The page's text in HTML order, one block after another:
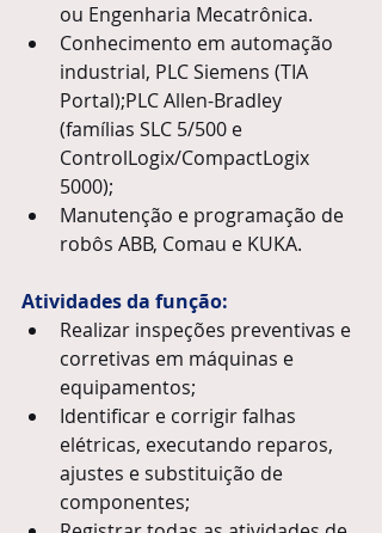
ou Engenharia Mecatrônica.
Conhecimento em automação
industrial, PLC Siemens (TIA
Portal);PLC Allen-Bradley
(famílias SLC 5/500 e
ControlLogix/CompactLogix
5000);
Manutenção e programação de
robôs ABB, Comau e KUKA.
Atividades da função:
Realizar inspeções preventivas e
corretivas em máquinas e
equipamentos;
Identificar e corrigir falhas
elétricas, executando reparos,
ajustes e substituição de
componentes;